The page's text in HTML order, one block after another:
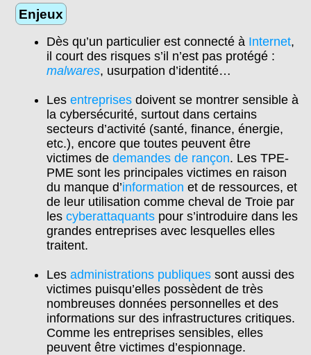
Enjeux
Dès qu’un particulier est connecté à Internet,
il court des risques s’il n’est pas protégé :
malwares, usurpation d’identité…
Les entreprisesdoivent se montrer sensible à
la cybersécurité, surtout dans certains
secteurs d’activité (santé, finance, énergie,
etc.), encore que toutes peuvent être
victimes de demandes de rançon. Les TPE-
PME sont les principales victimes en raison
du manque d’information et de ressources, et
de leur utilisation comme cheval de Troie par
les cyberattaquantspour s’introduire dans les
grandes entreprises avec lesquelles elles
traitent.
Les administrations publiquessont aussi des
victimes puisqu’elles possèdent de très
nombreuses données personnelles et des
informations sur des infrastructures critiques.
Comme les entreprises sensibles, elles
peuvent être victimes d’espionnage.